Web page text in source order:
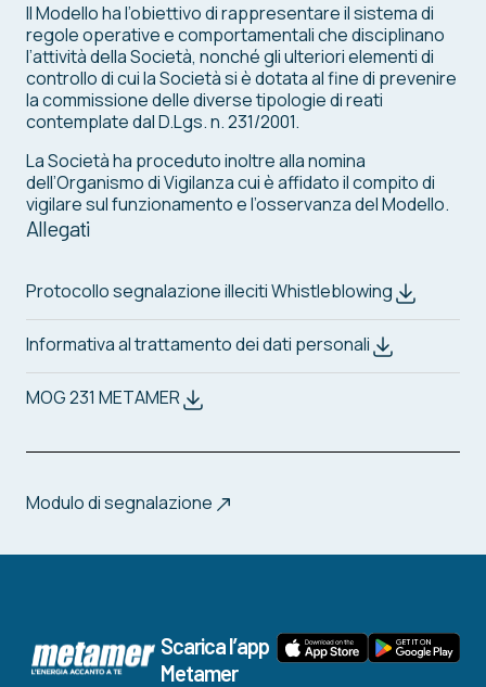
Il Modello ha l’obiettivo di rappresentare il sistema di
regole operative e comportamentali che disciplinano
l’attività della Società, nonché gli ulteriori elementi di
controllo di cui la Società si è dotata al fine di prevenire
la commissione delle diverse tipologie di reati
contemplate dal D.Lgs. n. 231/2001.
La Società ha proceduto inoltre alla nomina
dell’Organismo di Vigilanza cui è affidato il compito di
vigilare sul funzionamento e l’osservanza del Modello.
Allegati
Protocollo segnalazione illeciti Whistleblowing
Informativa al trattamento dei dati personali
MOG 231 METAMER
Modulo di segnalazione
Scarica l’app
Metamer